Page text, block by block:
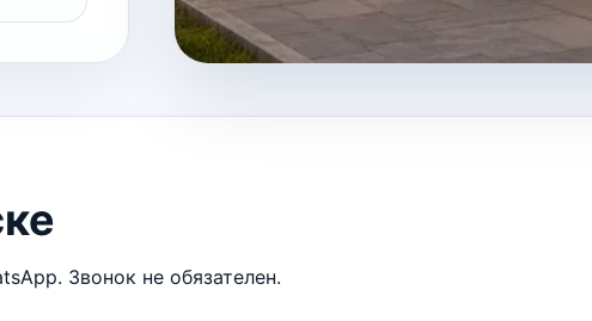
Звонок не обязателен.